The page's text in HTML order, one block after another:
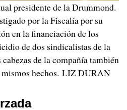
presidente de la Drummond.
por la Fiscalía por su
en la financiación de los
de dos sindicalistas de la
de la compañía también
mismos hechos. LIZ DURAN